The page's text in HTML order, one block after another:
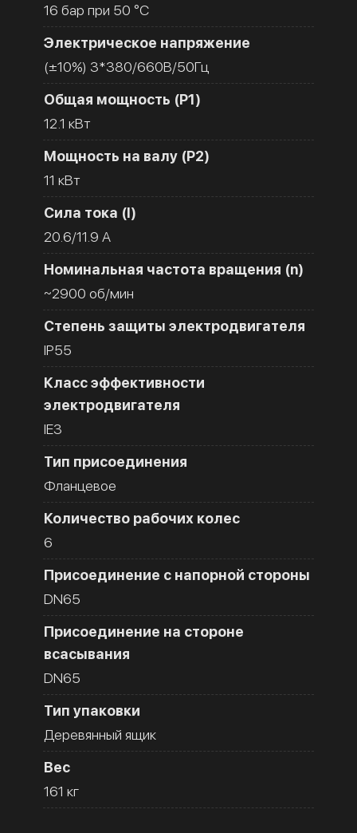
16 бар при 50 °C
Электрическое напряжение
(±10%) 3*380/660В/50Гц
Общая мощность (Р1)
12.1 кВт
Мощность на валу (Р2)
11 кВт
Сила тока (I)
20.6/11.9 A
Номинальная частота вращения (n)
~2900 об/мин
Степень защиты электродвигателя
IP55
Класс эффективности
электродвигателя
IE3
Тип присоединения
Фланцевое
Количество рабочих колес
6
Присоединение с напорной стороны
DN65
Присоединение на стороне
всасывания
DN65
Тип упаковки
Деревянный ящик
Вес
161 кг